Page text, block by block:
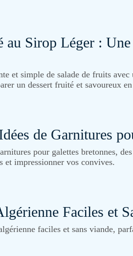
au Sirop Léger : Une
et simple de salade de fruits
un dessert fruité et savoureux
de Garnitures
pour galettes bretonnes,
et impressionner vos convives.
Faciles et
faciles et sans viande,